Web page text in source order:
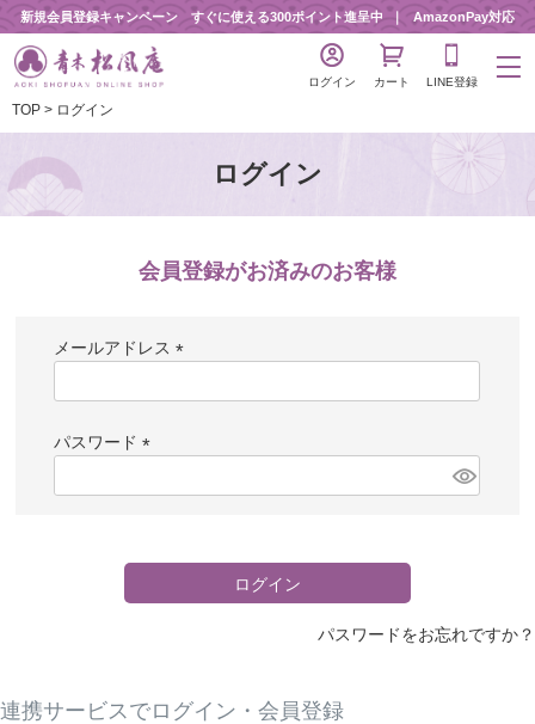
新規会員登録キャンペーン すぐに使える300ポイント進呈中 AmazonPay対応
ログイン カート LINE登録
TOP ログイン
ログイン
会員登録がお済みのお客様
メールアドレス
必
)
パスワード
必
ログイン
パスワードをお忘れですか？
連携サービスでログイン・会員登録